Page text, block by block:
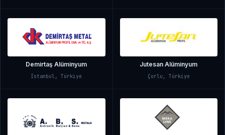
Demirtaş Alüminyum
İstanbul, Türkiye
Jutesan Alüminyum
Çorlu, Türkiye